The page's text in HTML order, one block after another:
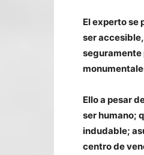
El experto se
ser
seguramente
Ello a pesar
ser humano;
indudable;
centro de